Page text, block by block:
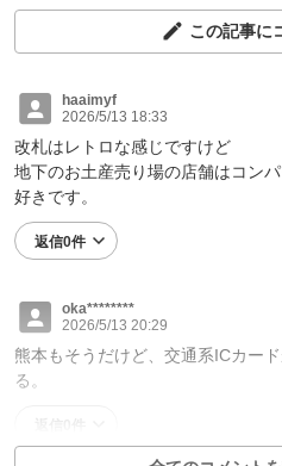
この記事に
haaimyf
2026/5/13 18:33
改札はレトロな感じですけど
地下のお土産売り場の店舗はコン
好きです。
返信0件
oka********
2026/5/13 20:29
熊本もそうだけど、交通系ICカー
る。